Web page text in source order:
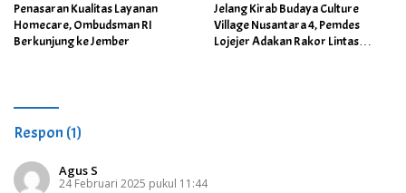
Penasaran Kualitas Layanan
Homecare, Ombudsman RI
Berkunjung ke Jember
Jelang Kirab Budaya Culture
Village Nusantara 4, Pemdes
Lojejer Adakan Rakor Lintas
Respon (1)
Agus S
24 Februari 2025 pukul 11:44